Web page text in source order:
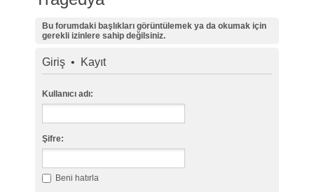
Bu forumdaki başlıkları görüntülemek ya da okumak için
gerekli izinlere sahip değilsiniz.
Giriş• Kayıt
Kullanıcı adı:
Şifre:
Beni hatırla